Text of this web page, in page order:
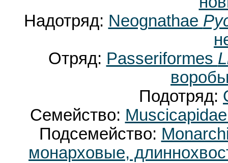
Надотряд: Neognathae
Отряд: Passeriformes
Подотряд:
Семейство:
Подсемейство:
монарховые,